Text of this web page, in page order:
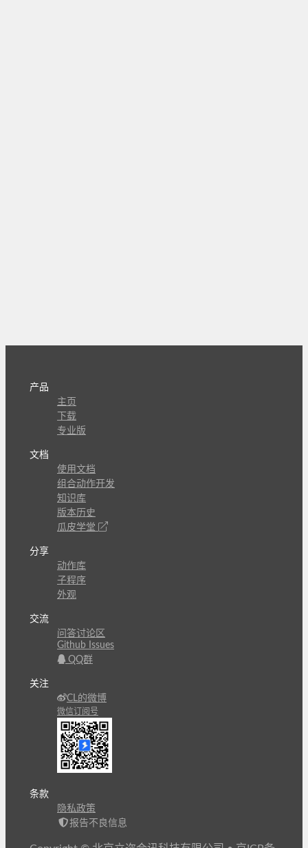
产品
主页
下载
专业版
文档
使用文档
组合动作开发
知识库
版本历史
瓜皮学堂
分享
动作库
子程序
外观
交流
问答讨论区
Github Issues
QQ群
关注
CL的微博
微信订阅号
条款
隐私政策
报告不良信息